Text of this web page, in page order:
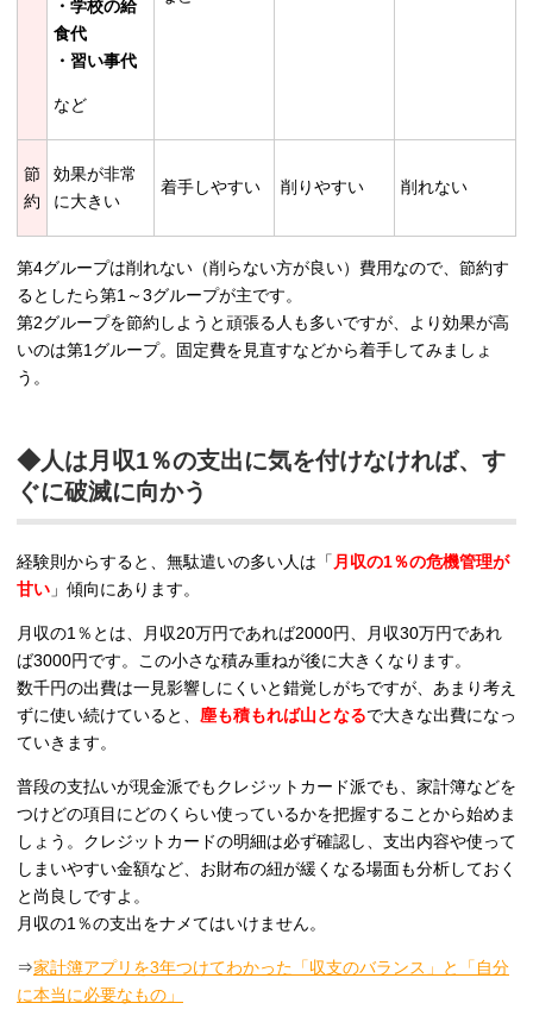
・学校の給
食代
・習い事代
など
節
約
効果が非常
に大きい
着手しやすい 削りやすい 削れない
第4グループは削れない（削らない方が良い）費用なので、節約す
るとしたら第1～3グループが主です。
第2グループを節約しようと頑張る人も多いですが、より効果が高
いのは第1グループ。固定費を見直すなどから着手してみましょ
う。
◆人は月収1％の支出に気を付けなければ、す
ぐに破滅に向かう
経験則からすると、無駄遣いの多い人は「 月収の1％の危機管理が
甘い 」傾向にあります。
月収の1％とは、月収20万円であれば2000円、月収30万円であれ
ば3000円です。この小さな積み重ねが後に大きくなります。
数千円の出費は一見影響しにくいと錯覚しがちですが、あまり考え
ずに使い続けていると、 塵も積もれば山となるで大きな出費になっ
ていきます。
普段の支払いが現金派でもクレジットカード派でも、家計簿などを
つけどの項目にどのくらい使っているかを把握することから始めま
しょう。クレジットカードの明細は必ず確認し、支出内容や使って
しまいやすい金額など、お財布の紐が緩くなる場面も分析しておく
と尚良しですよ。
月収の1％の支出をナメてはいけません。
⇒家計簿アプリを3年つけてわかった「収支のバランス」と「自分
に本当に必要なもの」